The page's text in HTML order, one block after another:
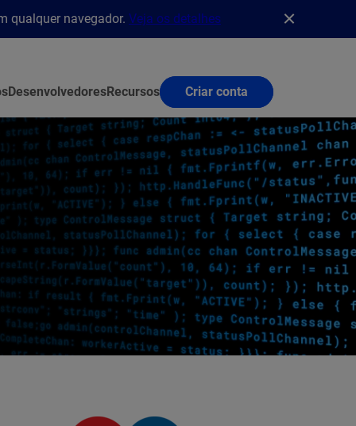
qualquer navegador. Veja os detalhes
DesenvolvedoresRecursos Criar conta